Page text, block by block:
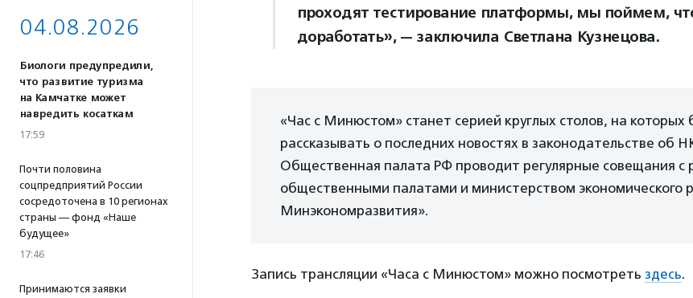
04.08.2026
Биологи предупредили,
что развитие туризма
на Камчатке может
навредить косаткам
17:59
Почти половина
соцпредприятий России
сосредоточена в 10 регионах
страны — фонд «Наше
будущее»
17:46
Принимаются заявки
проходят тестирование платформы, мы поймем,
доработать», — заключила Светлана Кузнецова.
«Час с Минюстом» станет серией круглых столов, на которых
рассказывать о последних новостях в законодательстве об
Общественная палата РФ проводит регулярные совещания с
общественными палатами и министерством экономического
Минэкономразвития».
Запись трансляции «Часа с Минюстом» можно посмотреть здесь.